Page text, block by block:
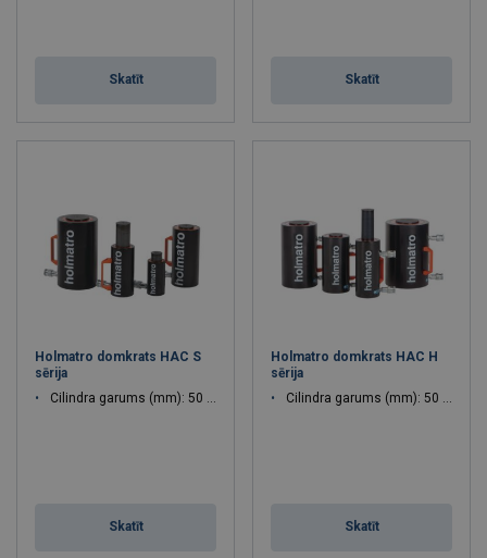
Skatīt Skatīt
Holmatro domkrats HAC S
sērija
Cilindra garums (mm): 50 - 150
Skatīt
Holmatro domkrats HAC H
sērija
Cilindra garums (mm): 50 - 150
Skatīt